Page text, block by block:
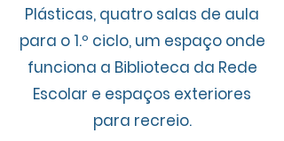
Plásticas, quatro salas de aula
para o 1.º ciclo, um espaço onde
funciona a Biblioteca da Rede
Escolar e espaços exteriores
para recreio.